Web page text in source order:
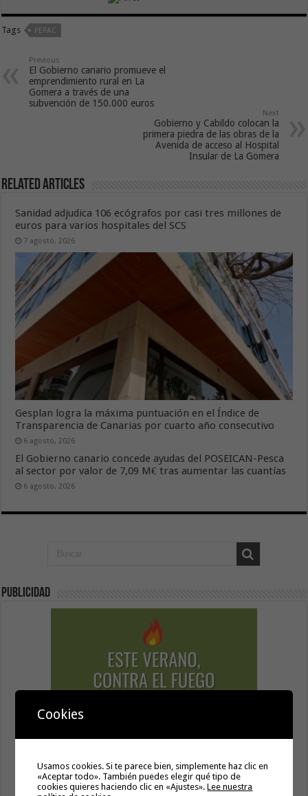
Tags PEPAC
Previous
El Gobierno canario promueve el
emprendimiento rural en La
Gomera a través de una
subvención de 150.000 euros
Next
Gobierno y Cabildo colocan la
primera piedra de las obras de la
Avenida de acceso al Hospital
Insular de La Gomera
Related Articles
Sanidad adjudica 106 ecógrafos por casi tres millones de
euros para varios hospitales del SCS
7 agosto, 2026
Gesplan logra la máxima puntuación en el Índice de
Transparencia de Canarias por cuarto año consecutivo
6 agosto, 2026
El Gobierno canario concede ayudas del POSEICAN-Pesca
al sector por valor de 7,09 M€ tras aumentar las cuantías
6 agosto, 2026
Publicidad
Cookies
Usamos cookies. Si te parece bien, simplemente haz clic en
«Aceptar todo». También puedes elegir qué tipo de
cookies quieres haciendo clic en «Ajustes».Lee nuestra